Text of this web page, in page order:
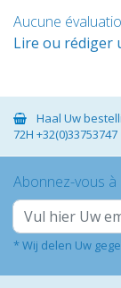
Aucune
Lire ou rédiger
Haal Uw
72H +32(0)33753747
Abonnez-vous
* Wij delen Uw